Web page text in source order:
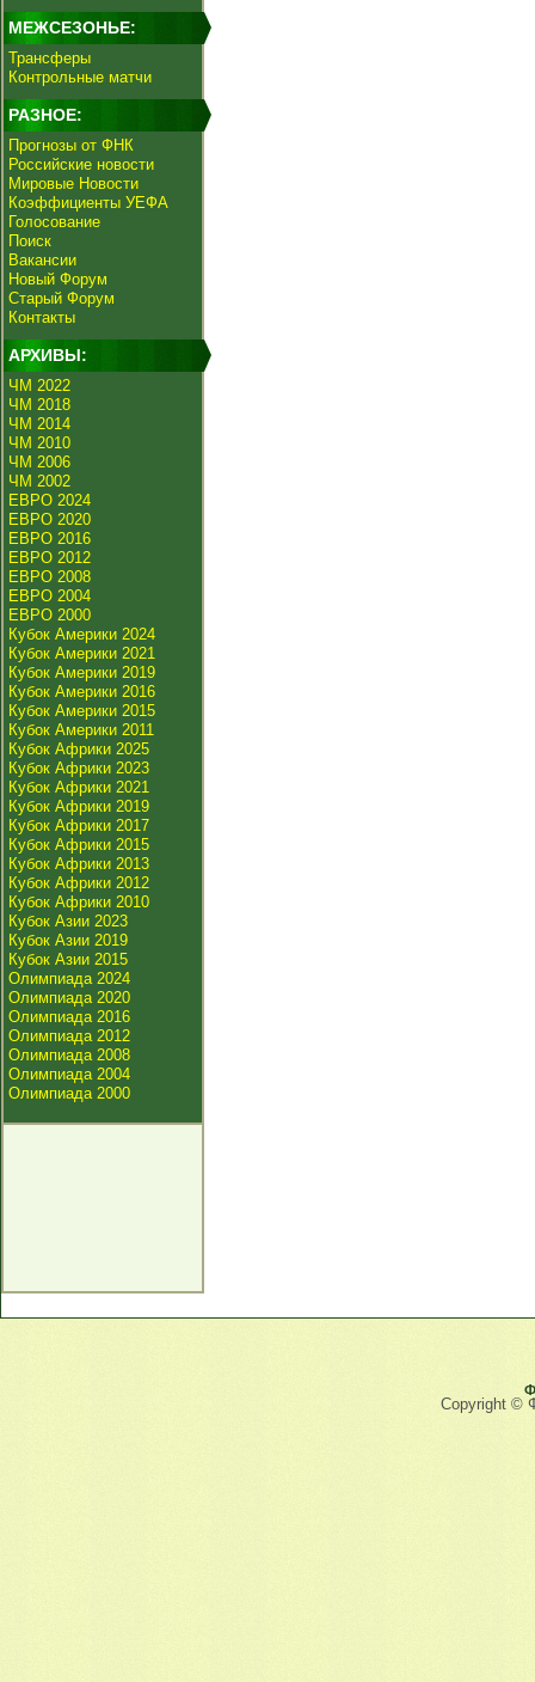
МЕЖСЕЗОНЬЕ:
Трансферы
Контрольные матчи
РАЗНОЕ:
Прогнозы от ФНК
Российские новости
Мировые Новости
Коэффициенты УЕФА
Голосование
Поиск
Вакансии
Новый Форум
Старый Форум
Контакты
АРХИВЫ:
ЧМ 2022
ЧМ 2018
ЧМ 2014
ЧМ 2010
ЧМ 2006
ЧМ 2002
ЕВРО 2024
ЕВРО 2020
ЕВРО 2016
ЕВРО 2012
ЕВРО 2008
ЕВРО 2004
ЕВРО 2000
Кубок Америки 2024
Кубок Америки 2021
Кубок Америки 2019
Кубок Америки 2016
Кубок Америки 2015
Кубок Америки 2011
Кубок Африки 2025
Кубок Африки 2023
Кубок Африки 2021
Кубок Африки 2019
Кубок Африки 2017
Кубок Африки 2015
Кубок Африки 2013
Кубок Африки 2012
Кубок Африки 2010
Кубок Азии 2023
Кубок Азии 2019
Кубок Азии 2015
Олимпиада 2024
Олимпиада 2020
Олимпиада 2016
Олимпиада 2012
Олимпиада 2008
Олимпиада 2004
Олимпиада 2000
Copyright ©